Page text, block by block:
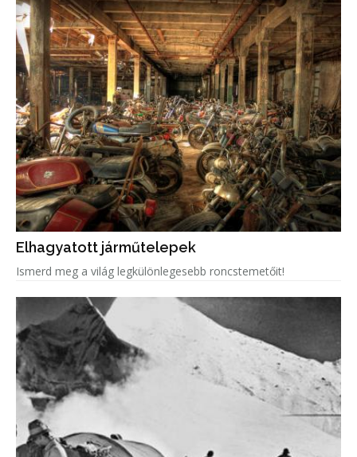
Elhagyatott járműtelepek
Ismerd meg a világ legkülönlegesebb roncstemetőit!